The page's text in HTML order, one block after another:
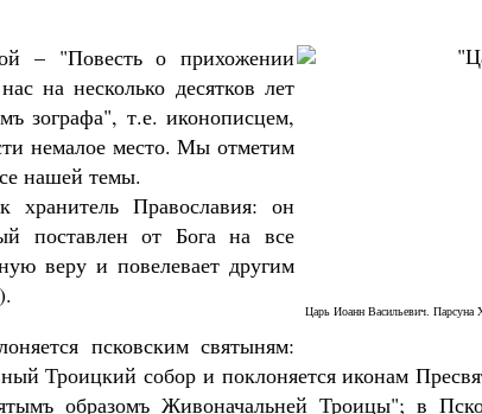
Царь Иоанн Васильевич. Парсуна
– "Повесть о прихожении
на несколько десятков лет
зографа", т.е. иконописцем,
немалое место. Мы отметим
нашей темы.
Православия: он
поставлен от Бога на все
веру и повелевает другим
псковским святыням:
Троицкий собор и поклоняется иконам
образомъ Живоначальней Троицы"; в
своё место в жизни
Мурышев